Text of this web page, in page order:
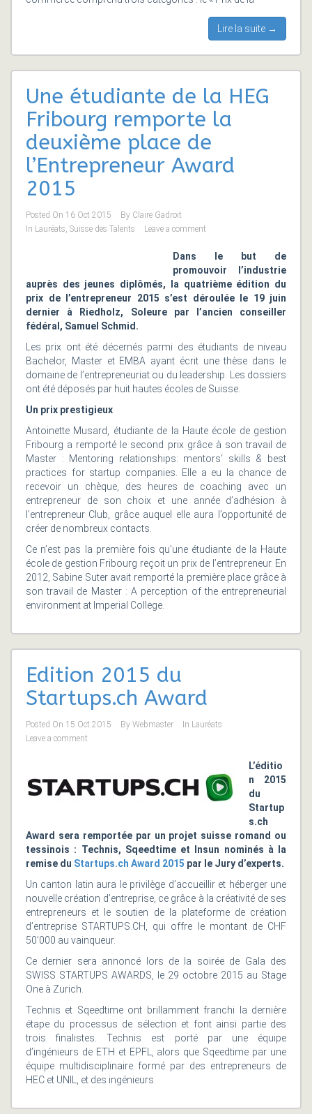
Lire la suite →
Une étudiante de la HEG
Fribourg remporte la
deuxième place de
l’Entrepreneur Award
2015
Posted On 16 Oct 2015 By Claire Gadroit
In Lauréats, Suisse des Talents Leave a comment
Dans le but de
promouvoir l’industrie
auprès des jeunes diplômés, la quatrième édition du
prix de l’entrepreneur 2015 s’est déroulée le 19 juin
dernier à Riedholz, Soleure par l’ancien conseiller
fédéral, Samuel Schmid.
Les prix ont été décernés parmi des étudiants de niveau
Bachelor, Master et EMBA ayant écrit une thèse dans le
domaine de l’entrepreneuriat ou du leadership. Les dossiers
ont été déposés par huit hautes écoles de Suisse.
Un prix prestigieux
Antoinette Musard, étudiante de la Haute école de gestion
Fribourg a remporté le second prix grâce à son travail de
Master : Mentoring relationships: mentors‘ skills & best
practices for startup companies. Elle a eu la chance de
recevoir un chèque, des heures de coaching avec un
entrepreneur de son choix et une année d’adhésion à
l’entrepreneur Club, grâce auquel elle aura l’opportunité de
créer de nombreux contacts.
Ce n’est pas la première fois qu’une étudiante de la Haute
école de gestion Fribourg reçoit un prix de l’entrepreneur. En
2012, Sabine Suter avait remporté la première place grâce à
son travail de Master : A perception of the entrepreneurial
environment at Imperial College.
Edition 2015 du
Startups.ch Award
Posted On 15 Oct 2015 By Webmaster In Lauréats
Leave a comment
L’éditio
n 2015
du
Startup
s.ch
Award sera remportée par un projet suisse romand ou
tessinois : Technis, Sqeedtime et Insun nominés à la
remise du Startups.ch Award 2015 par le Jury d’experts.
Un canton latin aura le privilège d’accueillir et héberger une
nouvelle création d’entreprise, ce grâce à la créativité de ses
entrepreneurs et le soutien de la plateforme de création
d’entreprise STARTUPS.CH
, qui offre le montant de CHF
50’000 au vainqueur.
Ce dernier sera annoncé lors de la soirée de Gala des
SWISS STARTUPS AWARDS, le 29 octobre 2015 au Stage
One à Zurich.
Technis et Sqeedtime ont brillamment franchi la dernière
étape du processus de sélection et font ainsi partie des
trois finalistes. Technis est porté par une équipe
d’ingénieurs de ETH et EPFL, alors que Sqeedtime par une
équipe multidisciplinaire formé par des entrepreneurs de
HEC et UNIL, et des ingénieurs.